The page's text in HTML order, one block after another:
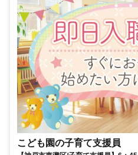
こども園の子育て支援員